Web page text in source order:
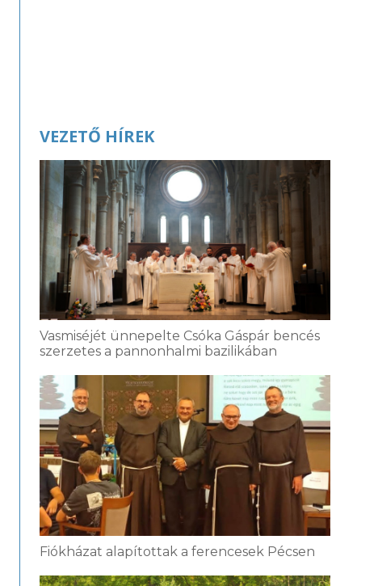
VEZETŐ HÍREK
Vasmiséjét ünnepelte Csóka Gáspár bencés
szerzetes a pannonhalmi bazilikában
Fiókházat alapítottak a ferencesek Pécsen